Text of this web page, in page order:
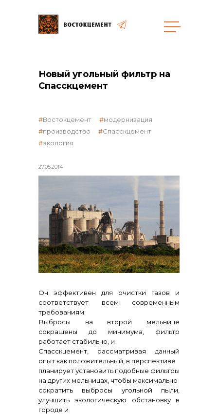
Объекты
Закупки
общая информация
объявленные закупки
реализация неликвидов
контакты отдела закупок
Контакты
+7 (423) 234 50 50
info@vostokcement.ru
Новый угольный фильтр на
Спасскцемент
27.05.2014
Востокцемент
модернизация
производство
Спасскцемент
экология
Он эффективен для очистки газов и
соответствует всем современным
требованиям.
Выбросы на второй мельнице
сокращены до минимума, фильтр
работает стабильно, и
Спасскцемент, рассматривая данный
опыт как положительный, в перспективе
планирует установить подобные фильтры
на других мельницах, чтобы максимально
сократить выбросы угольной пыли,
улучшить экологическую обстановку в
городе и